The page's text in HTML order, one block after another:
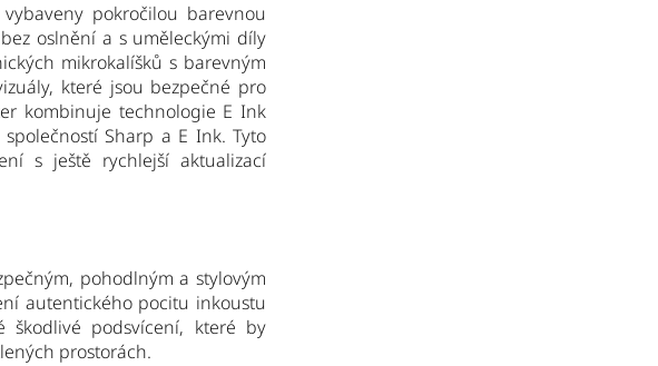
pokročilou barevnou
oslnění a s uměleckými díly
mikrokalíšků s barevným
které jsou bezpečné pro
kombinuje technologie E Ink
Sharp a E Ink. Tyto
s ještě rychlejší aktualizací
pohodlným a stylovým
autentického pocitu inkoustu
podsvícení, které by
prostorách.